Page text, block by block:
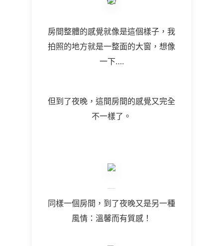
房間整體的感覺就像是這個樣子，我
拍照的地方就是一整面的大窗，想像
一下….
但到了夜晚，這間房間的感覺又完全
不一樣了。
同樣一個房間，到了夜晚又是另一種
風情：溫馨而有質感！